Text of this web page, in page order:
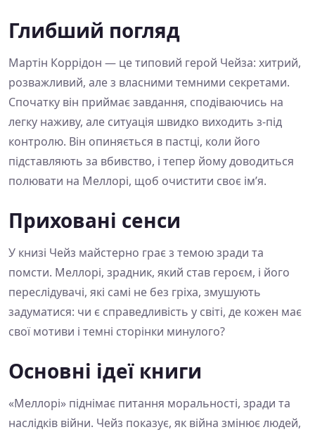
Глибший погляд
Мартін Коррідон — це типовий герой Чейза: хитрий,
розважливий, але з власними темними секретами.
Спочатку він приймає завдання, сподіваючись на
легку наживу, але ситуація швидко виходить з-під
контролю. Він опиняється в пастці, коли його
підставляють за вбивство, і тепер йому доводиться
полювати на Меллорі, щоб очистити своє ім’я.
Приховані сенси
У книзі Чейз майстерно грає з темою зради та
помсти. Меллорі, зрадник, який став героєм, і його
переслідувачі, які самі не без гріха, змушують
задуматися: чи є справедливість у світі, де кожен має
свої мотиви і темні сторінки минулого?
Основні ідеї книги
«Меллорі» піднімає питання моральності, зради та
наслідків війни. Чейз показує, як війна змінює людей,